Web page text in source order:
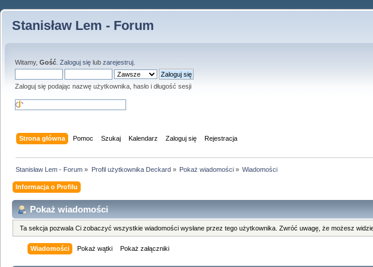
Stanisław Lem - Forum
Witamy, Gość Zaloguj się lub zarejestruj
Zaloguj się podając nazwę użytkownika, hasło i długość sesji
Strona główna Pomoc Szukaj Kalendarz Zaloguj się Rejestracja
Stanisław Lem - Forum » Profil użytkownika Deckard» Pokaż wiadomości» Wiadomości
Informacja o Profilu
Pokaż wiadomości
Ta sekcja pozwala Ci zobaczyć wszystkie wiadomości wysłane przez tego użytkownika. Zwróć uwagę, że możesz
Wiadomości Pokaż wątki Pokaż załączniki